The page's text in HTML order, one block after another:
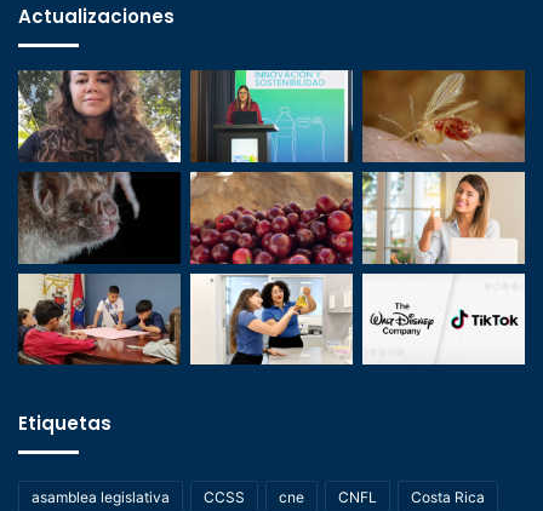
Actualizaciones
Etiquetas
asamblea legislativa CCSS cne CNFL Costa Rica